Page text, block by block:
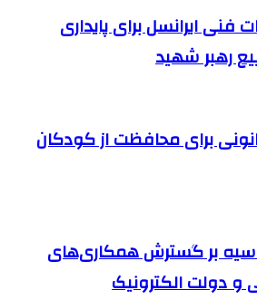
فنی ایرانسل برای پایداری
رهبر شهید
برای محافظت از کودکان
بر گسترش همکاری‌های
دولت الکترونیک